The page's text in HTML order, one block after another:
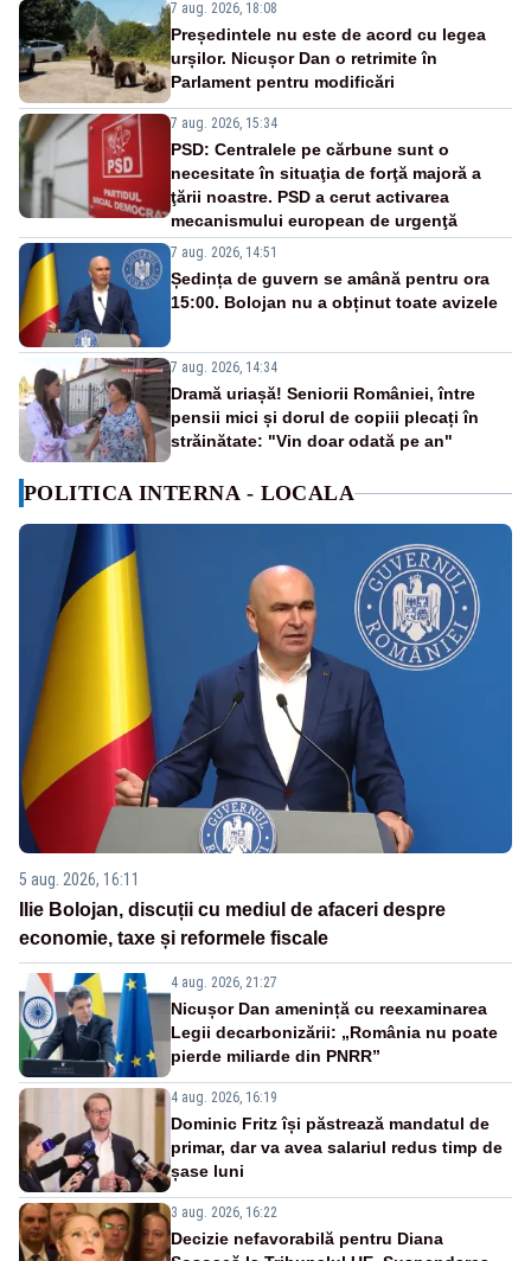
7 aug. 2026, 18:08
Președintele nu este de acord cu legea
urșilor. Nicușor Dan o retrimite în
Parlament pentru modificări
7 aug. 2026, 15:34
PSD: Centralele pe cărbune sunt o
necesitate în situaţia de forţă majoră a
ţării noastre. PSD a cerut activarea
mecanismului european de urgenţă
7 aug. 2026, 14:51
Ședința de guvern se amână pentru ora
15:00. Bolojan nu a obținut toate avizele
7 aug. 2026, 14:34
Dramă uriașă! Seniorii României, între
pensii mici și dorul de copiii plecați în
străinătate: "Vin doar odată pe an"
POLITICA INTERNA - LOCALA
5 aug. 2026, 16:11
Ilie Bolojan, discuții cu mediul de afaceri despre
economie, taxe și reformele fiscale
4 aug. 2026, 21:27
Nicușor Dan amenință cu reexaminarea
Legii decarbonizării: „România nu poate
pierde miliarde din PNRR”
4 aug. 2026, 16:19
Dominic Fritz își păstrează mandatul de
primar, dar va avea salariul redus timp de
șase luni
3 aug. 2026, 16:22
Decizie nefavorabilă pentru Diana